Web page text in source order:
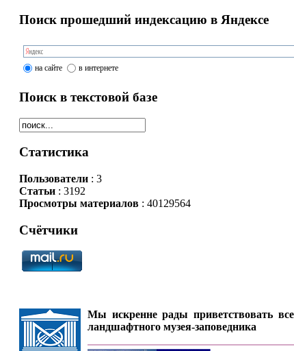
Поиск прошедший индексацию в Яндексе
на сайте в интернете
Поиск в текстовой базе
Статистика
Пользователи: 3
Статьи: 3192
Просмотры материалов: 40129564
Счётчики
Мы искренне рады приветствовать
ландшафтного музея-заповедника